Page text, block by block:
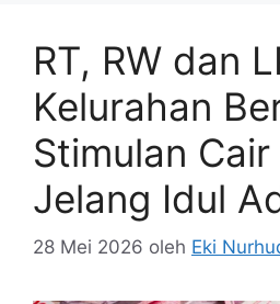
RT, RW dan
Kelurahan
Stimulan
Jelang Idul
28 Mei 2026 oleh Eki